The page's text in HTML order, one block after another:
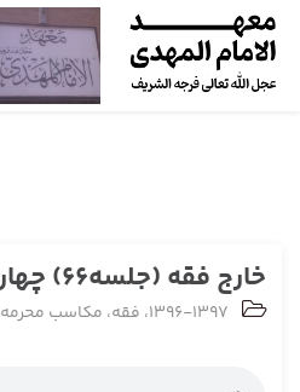
خارج فقه (جلسه66) چهارشنبه 1396/10/20
1396-1397، فقه، مکاسب محرمه